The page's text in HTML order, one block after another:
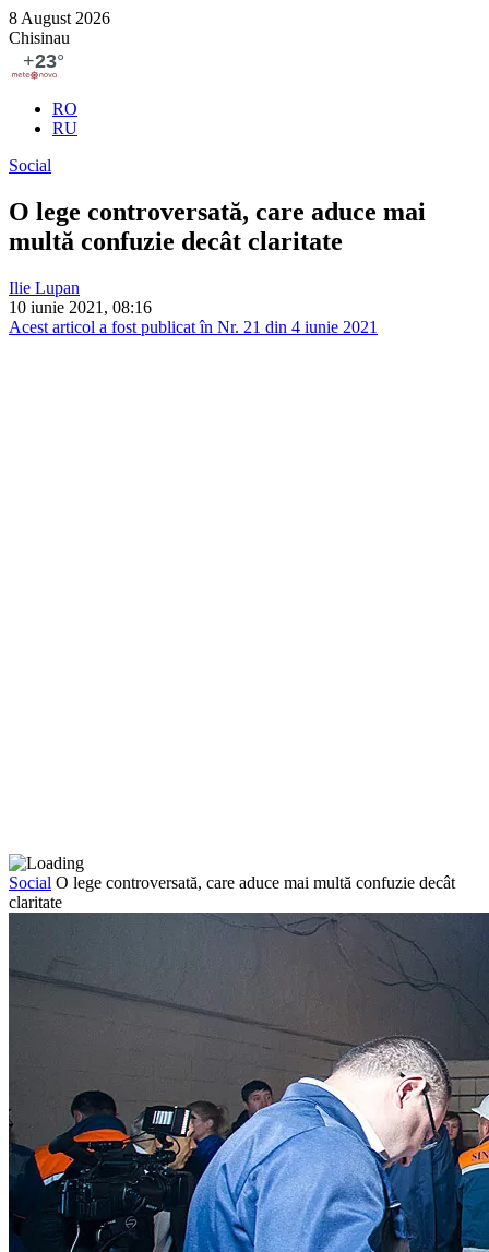
8 August 2026
Chisinau
RO
RU
Social
O lege controversată, care aduce mai
multă confuzie decât claritate
Ilie Lupan
10 iunie 2021, 08:16
Acest articol a fost publicat în Nr. 21 din 4 iunie 2021
Social O lege controversată, care aduce mai multă confuzie decât
claritate